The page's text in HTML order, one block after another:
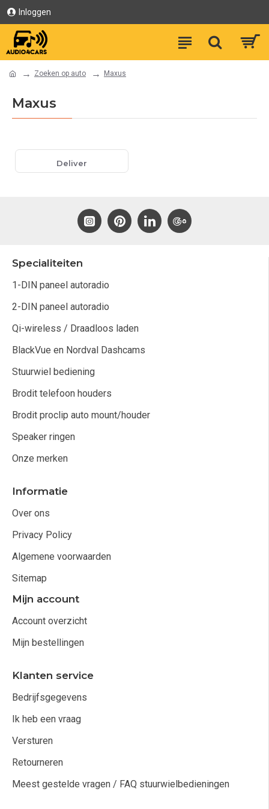
Inloggen
Zoeken op auto Maxus
Maxus
Deliver
Specialiteiten
1-DIN paneel autoradio
2-DIN paneel autoradio
Qi-wireless / Draadloos laden
BlackVue en Nordval Dashcams
Stuurwiel bediening
Brodit telefoon houders
Brodit proclip auto mount/houder
Speaker ringen
Onze merken
Informatie
Over ons
Privacy Policy
Algemene voorwaarden
Sitemap
Mijn account
Account overzicht
Mijn bestellingen
Klanten service
Bedrijfsgegevens
Ik heb een vraag
Versturen
Retourneren
Meest gestelde vragen / FAQ stuurwielbedieningen